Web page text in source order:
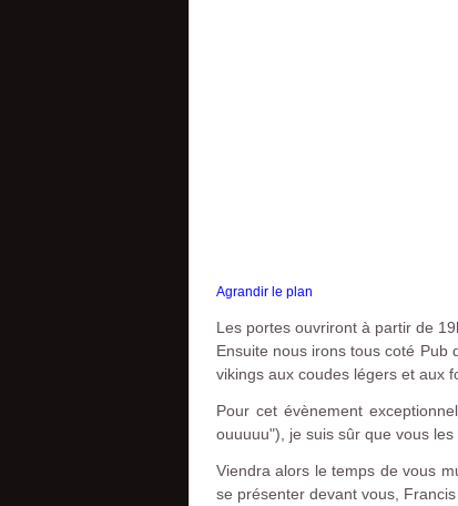
Agrandir le plan
Les portes ouvriront à partir de
Ensuite nous irons tous coté
vikings aux coudes légers et aux
Pour cet évènement
ouuuuu"), je suis sûr que vous
Viendra alors le temps de vous
se présenter devant vous,